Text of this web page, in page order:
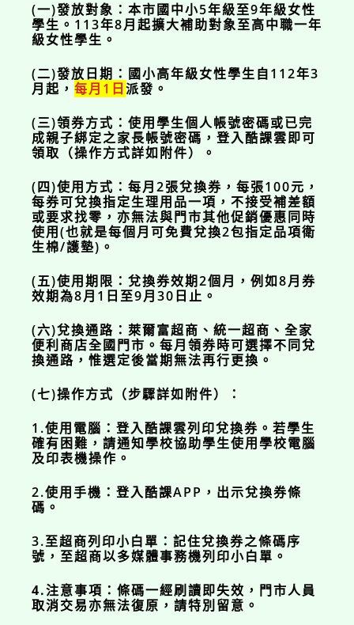
(一)發放對象：本市國中小5年級至9年級女性
學生。113年8月起擴大補助對象至高中職一年
級女性學生。
(二)發放日期：國小高年級女性學生自112年3
月起， 每月1日派發。
(三)領券方式：使用學生個人帳號密碼或已完
成親子綁定之家長帳號密碼，登入酷課雲即可
領取（操作方式詳如附件）。
(四)使用方式：每月2張兌換券，每張100元，
每券可兌換指定生理用品一項，不接受補差額
或要求找零，亦無法與門市其他促銷優惠同時
使用(也就是每個月可免費兌換2包指定品項衛
生棉/護墊)。
(五)使用期限：兌換券效期2個月，例如8月券
效期為8月1日至9月30日止。
(六)兌換通路：萊爾富超商、統一超商、全家
便利商店全國門市。每月領券時可選擇不同兌
換通路，惟選定後當期無法再行更換。
(七)操作方式（步驟詳如附件）：
1.使用電腦：登入酷課雲列印兌換券。若學生
確有困難，請通知學校協助學生使用學校電腦
及印表機操作。
2.使用手機：登入酷課APP，出示兌換券條
碼。
3.至超商列印小白單：記住兌換券之條碼序
號，至超商以多媒體事務機列印小白單。
4.注意事項：條碼一經刷讀即失效，門市人員
取消交易亦無法復原，請特別留意。